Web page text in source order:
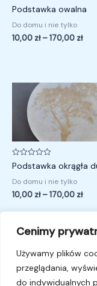
Cenimy
Używamy plików
przeglądania,
do indywidualnych
Oceniono
0
na
5
Podstawka owalna
Do domu i nie tylko
10,00 zł –170,00 zł
Oceniono
0
5
Podstawka okrągła
Do domu i nie tylko
10,00 zł –170,00 zł
cen:
od
do
©